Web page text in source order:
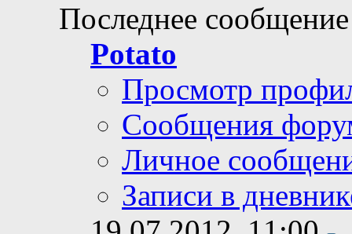
Последнее
Potato
Просмотр
Сообщения
Личное
Записи в